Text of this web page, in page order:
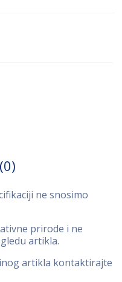
ne snosimo
prirode i ne
artikla.
artikla kontaktirajte